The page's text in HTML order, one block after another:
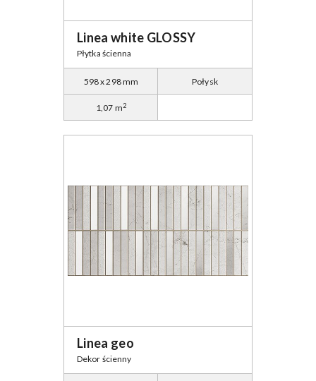
Linea white GLOSSY
Płytka ścienna
598 x 298 mm Połysk
1,07 m2
Linea geo
Dekor ścienny